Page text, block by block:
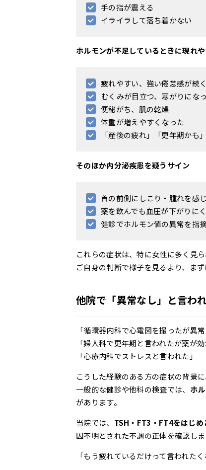
手の指が震える
イライラして落ち着かない
ホルモンが不足しているときに現れ
疲れやすい、強い倦怠感が続く
むくみが目立つ、寒がりにな
便秘がち、肌の乾燥
体重が増えやすくなった
「産後の疲れ」「更年期かも
そのほか内分泌疾患を疑うサイン
首の前側にしこり・腫れを感
薬を飲んでも血圧が下がりに
健診でホルモン値の異常を指
これらの症状は、特に女性に多く見ら
ご自身の判断で様子を見るより、ま
他院で「異常なし」と言わ
「循環器内科で心電図を撮ったが異常
「婦人科で更年期と言われたが薬が効
「心療内科でストレスと言われた」
こうした経験のある方の症状の背景に
一般的な健診や他科の検査では、 ホ
があります。
当院では、 TSH・FT3・FT4をはじ
因不明とされた不調の正体を確認しま
「もう疲れているだけって言われたく